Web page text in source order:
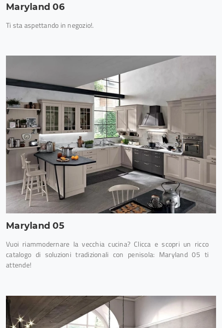
Maryland 06
Ti sta aspettando in negozio!.
Maryland 05
Vuoi riammodernare la vecchia cucina? Clicca e scopri un ricco
catalogo di soluzioni tradizionali con penisola: Maryland 05 ti
attende!